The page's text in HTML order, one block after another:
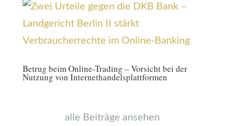
Betrug beim Online-Trading – Vorsicht bei der
Nutzung von Internet­handels­plattformen
alle Beiträge ansehen